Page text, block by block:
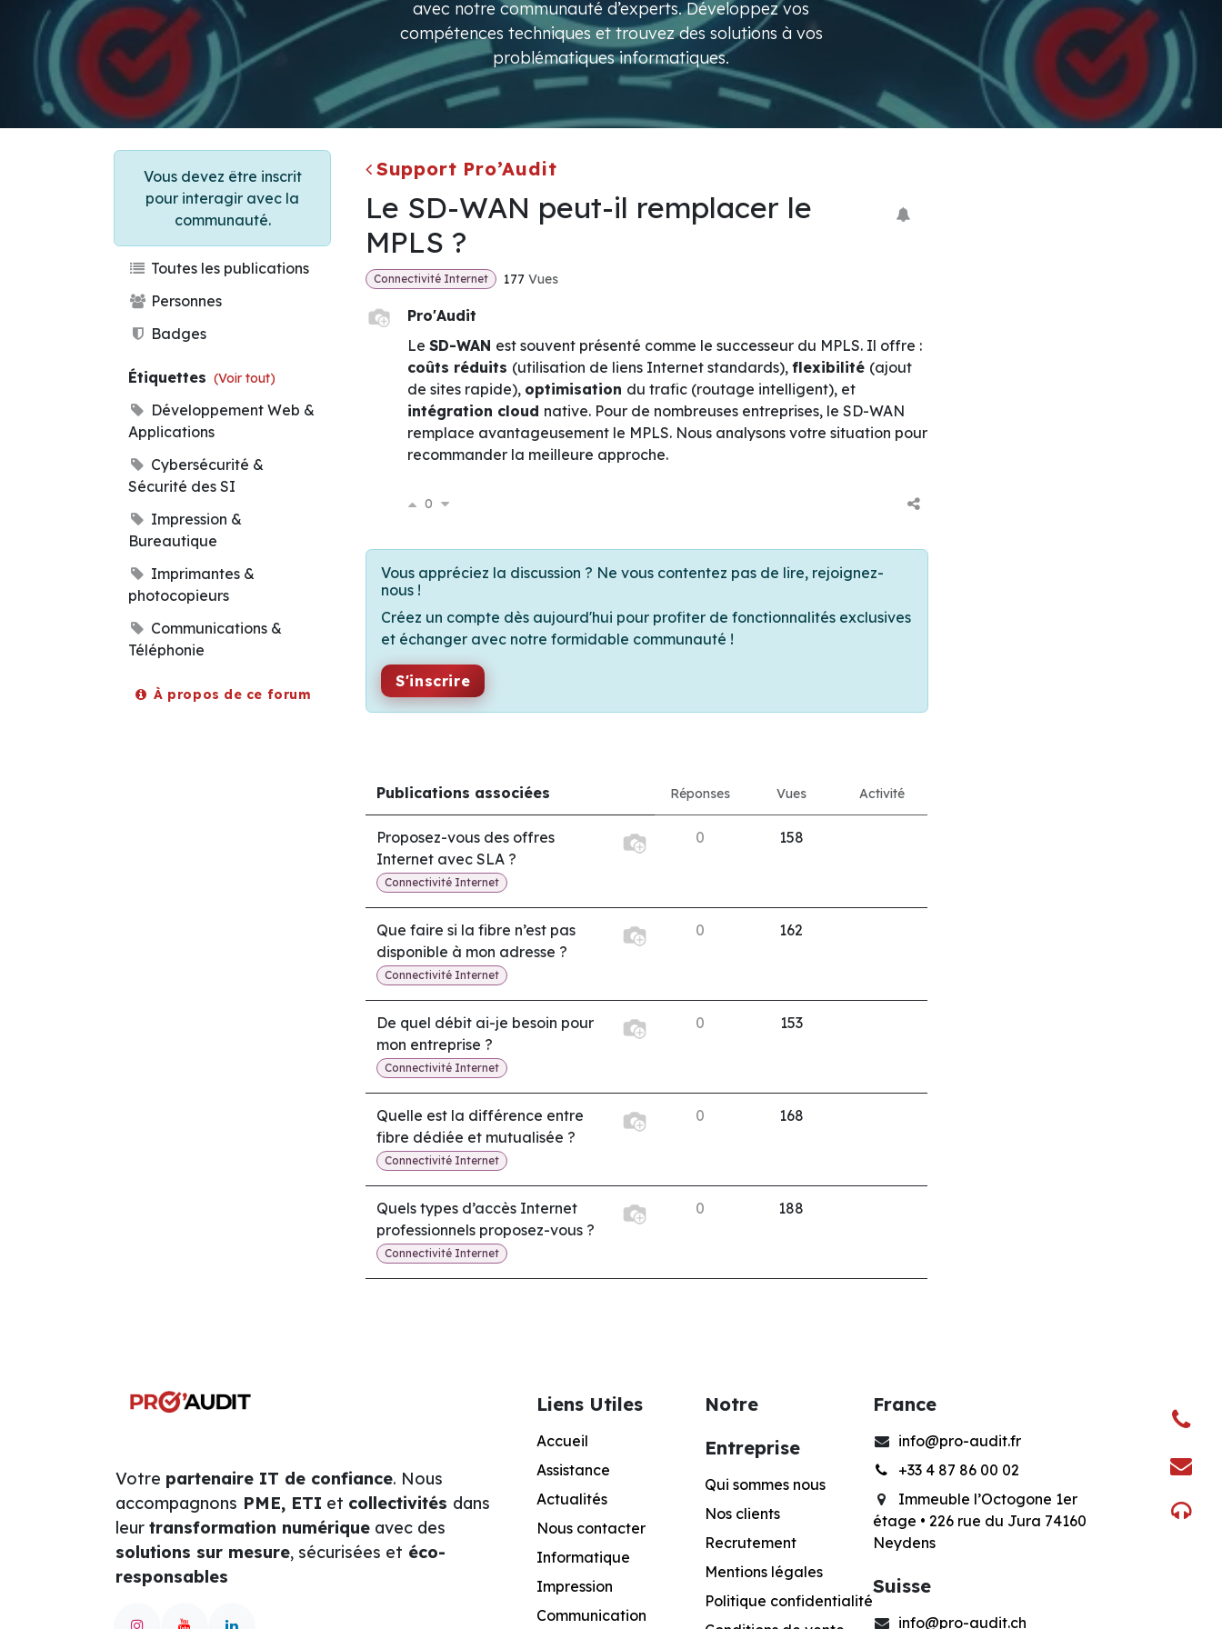
avec notre communauté d’experts. Développez vos
compétences techniques et trouvez des solutions à vos
problématiques informatiques.
Vous devez être inscrit
pour interagir avec la
communauté.
Toutes les publications
Personnes
Badges
Étiquettes (Voir tout)
Développement Web &
Applications
Cybersécurité &
Sécurité des SI
Impression &
Bureautique
Imprimantes &
photocopieurs
Communications &
Téléphonie
À propos de ce forum
Support Pro’Audit
Le SD-WAN peut-il remplacer le
MPLS ?
Connectivité Internet 177 Vues
Pro'Audit
Le SD-WAN est souvent présenté comme le successeur du MPLS. Il offre :
coûts réduits (utilisation de liens Internet standards), flexibilité (ajout
de sites rapide), optimisation du trafic (routage intelligent), et
intégration cloud native. Pour de nombreuses entreprises, le SD-WAN
remplace avantageusement le MPLS. Nous analysons votre situation pour
recommander la meilleure approche.
0
Vous appréciez la discussion ? Ne vous contentez pas de lire, rejoignez-
nous !
Créez un compte dès aujourd'hui pour profiter de fonctionnalités exclusives
et échanger avec notre formidable communauté !
S'inscrire
Publications associées Réponses Vues Activité
Proposez-vous des offres
Internet avec SLA ?
Connectivité Internet
0 158
Que faire si la fibre n’est pas
disponible à mon adresse ?
Connectivité Internet
0 162
De quel débit ai-je besoin pour
mon entreprise ?
Connectivité Internet
0 153
Quelle est la différence entre
fibre dédiée et mutualisée ?
Connectivité Internet
0 168
Quels types d’accès Internet
professionnels proposez-vous ?
Connectivité Internet
0 188
Votre partenaire IT de confiance. Nous
accompagnons PME, ETI et collectivités dans
leur transformation numérique avec des
solutions sur mesure, sécurisées et éco-
responsables
Liens Utiles
Accueil
Assistance
Actualités
Nous contacter
Informatique
Impression
Communication
Notre
Entreprise
Qui sommes nous
Nos clients
Recrutement
Mentions légales
Politique confidentialité
France
info@pro-audit.fr
+33 4 87 86 00 02
Immeuble l’Octogone 1er
étage • 226 rue du Jura 74160
Neydens
Suisse
info@pro-audit.ch